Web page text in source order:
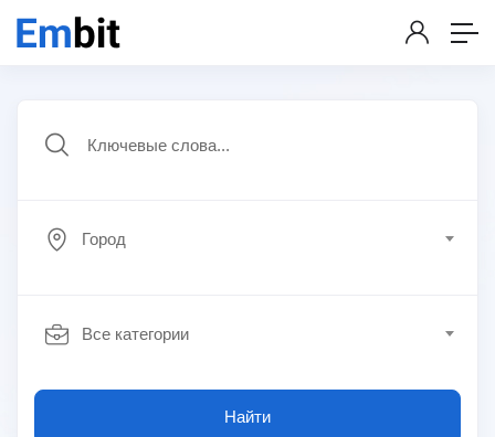
Город
Все категории
Найти